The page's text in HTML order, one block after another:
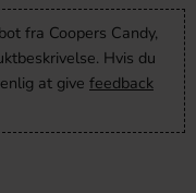
fra Coopers Candy,
Hvis du
at give feedback